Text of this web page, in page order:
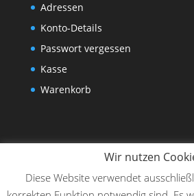
Adressen
Konto-Details
Passwort vergessen
Kasse
Warenkorb
Wir nutzen
Diese Website verwendet